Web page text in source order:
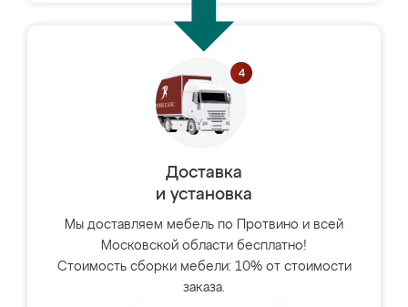
Доставка
и установка
Мы доставляем мебель по Протвино и всей
Московской области бесплатно!
Стоимость сборки мебели: 10% от стоимости
заказа.